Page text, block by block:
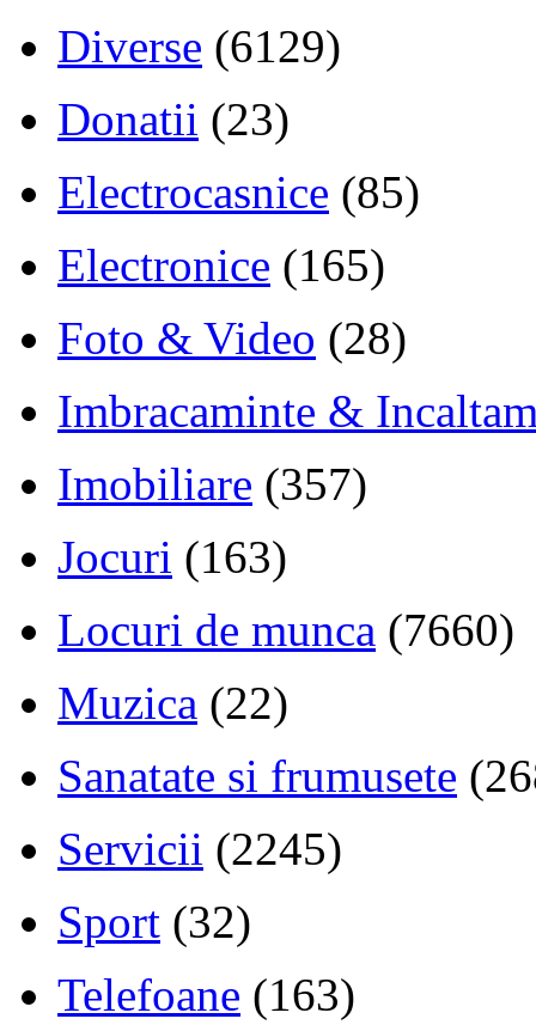
Diverse (6129)
Donatii (23)
Electrocasnice (85)
Electronice (165)
Foto & Video (28)
Imbracaminte &
Imobiliare (357)
Jocuri (163)
Locuri de munca (7660)
Muzica (22)
Sanatate si frumusete
Servicii (2245)
Sport (32)
Telefoane (163)